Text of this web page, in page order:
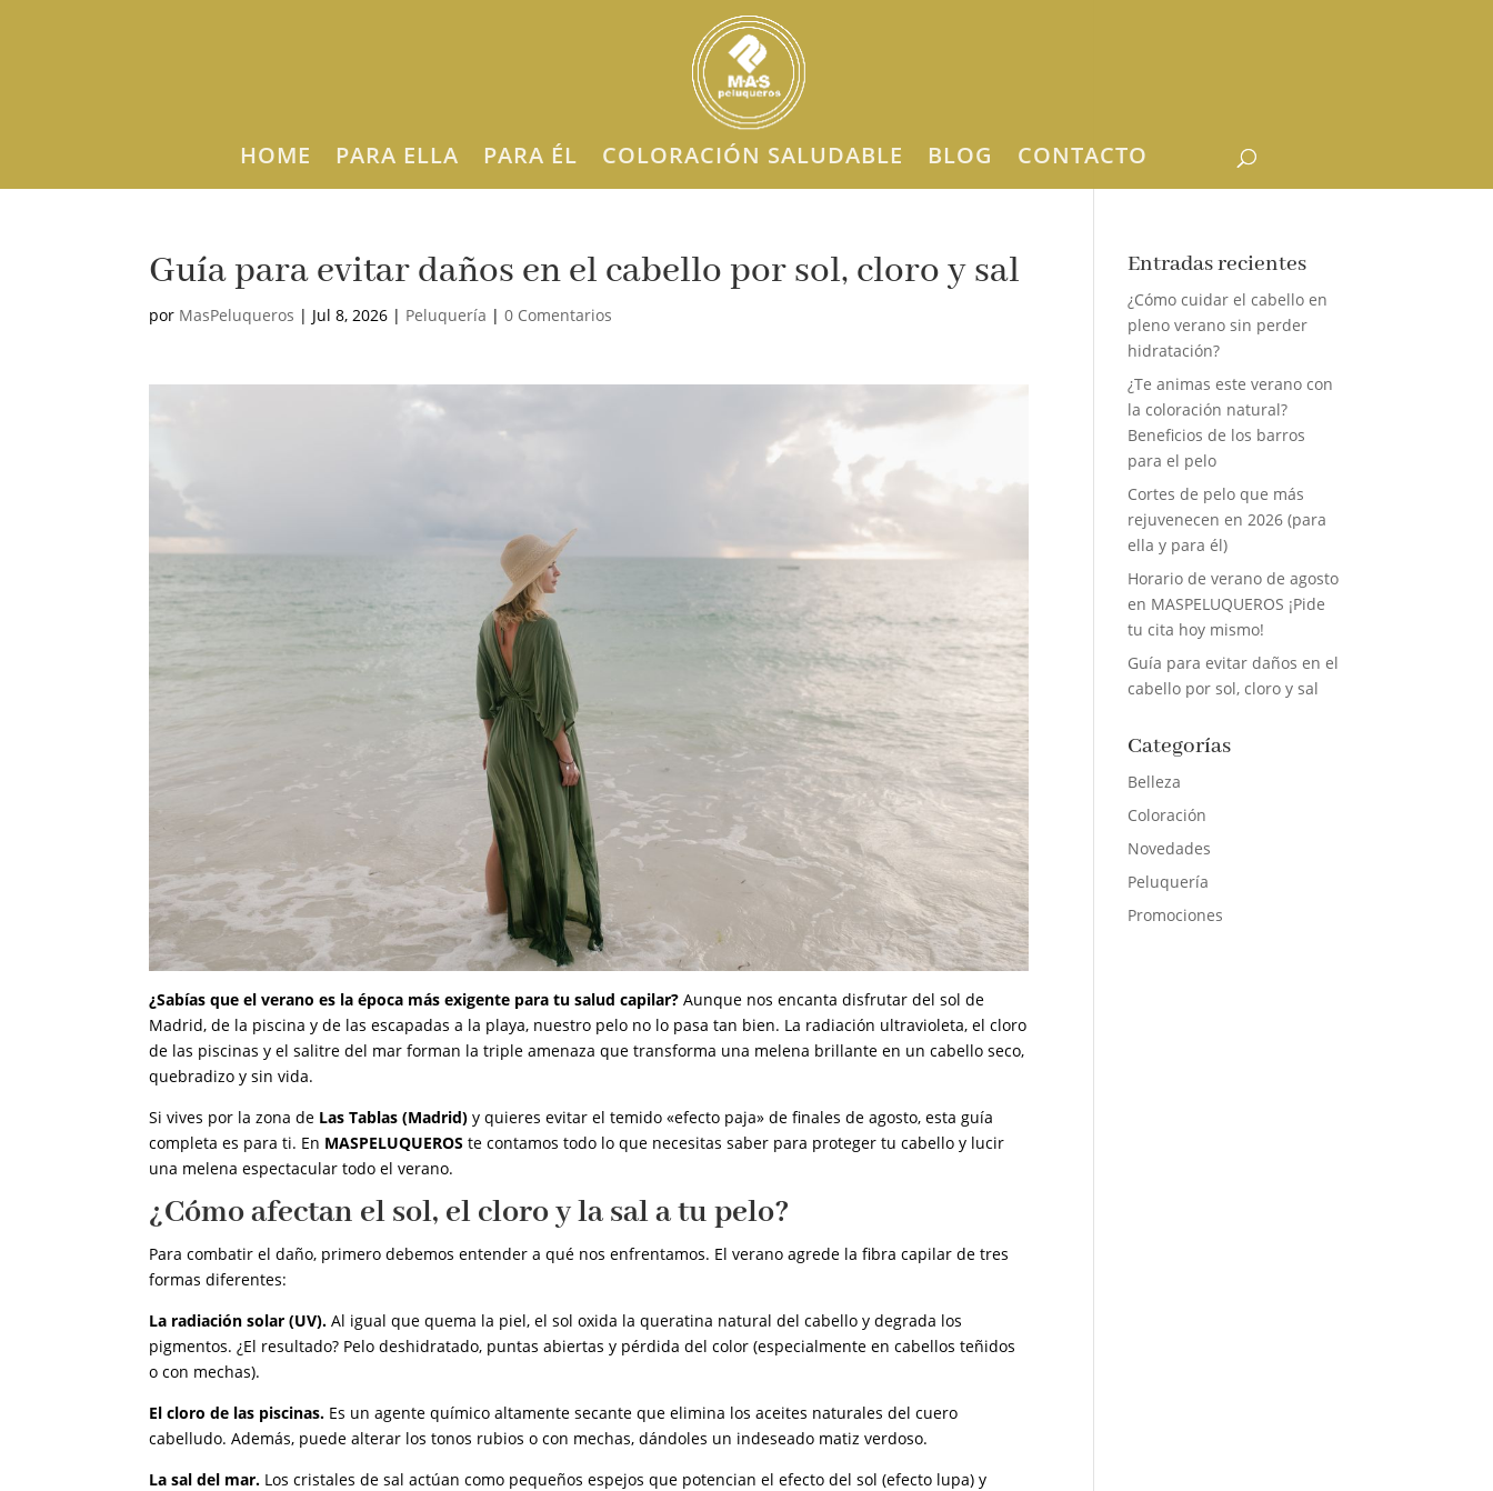
HOME PARA ELLA PARA ÉL COLORACIÓN SALUDABLE BLOG CONTACTO
Guía para evitar daños en el cabello por sol, cloro y sal
por MasPeluqueros | Jul 8, 2026 | Peluquería |0 Comentarios
¿Sabías que el verano es la época más exigente para tu salud capilar? Aunque nos encanta disfrutar del sol de
Madrid, de la piscina y de las escapadas a la playa, nuestro pelo no lo pasa tan bien. La radiación ultravioleta, el cloro
de las piscinas y el salitre del mar forman la triple amenaza que transforma una melena brillante en un cabello seco,
quebradizo y sin vida.
Si vives por la zona de Las Tablas (Madrid) y quieres evitar el temido «efecto paja» de finales de agosto, esta guía
completa es para ti. En MASPELUQUEROS te contamos todo lo que necesitas saber para proteger tu cabello y lucir
una melena espectacular todo el verano.
¿Cómo afectan el sol, el cloro y la sal a tu pelo?
Para combatir el daño, primero debemos entender a qué nos enfrentamos. El verano agrede la fibra capilar de tres
formas diferentes:
La radiación solar (UV). Al igual que quema la piel, el sol oxida la queratina natural del cabello y degrada los
pigmentos. ¿El resultado? Pelo deshidratado, puntas abiertas y pérdida del color (especialmente en cabellos teñidos
o con mechas).
El cloro de las piscinas. Es un agente químico altamente secante que elimina los aceites naturales del cuero
cabelludo. Además, puede alterar los tonos rubios o con mechas, dándoles un indeseado matiz verdoso.
La sal del mar. Los cristales de sal actúan como pequeños espejos que potencian el efecto del sol (efecto lupa) y
Entradas recientes
¿Cómo cuidar el cabello en
pleno verano sin perder
hidratación?
¿Te animas este verano con
la coloración natural?
Beneficios de los barros
para el pelo
Cortes de pelo que más
rejuvenecen en 2026 (para
ella y para él)
Horario de verano de agosto
en MASPELUQUEROS ¡Pide
tu cita hoy mismo!
Guía para evitar daños en el
cabello por sol, cloro y sal
Categorías
Belleza
Coloración
Novedades
Peluquería
Promociones